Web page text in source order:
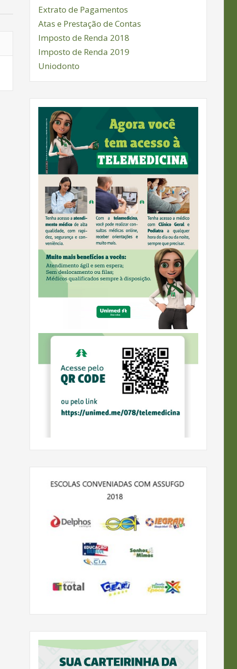
Extrato de Pagamentos
Atas e Prestação de Contas
Imposto de Renda 2018
Imposto de Renda 2019
Uniodonto